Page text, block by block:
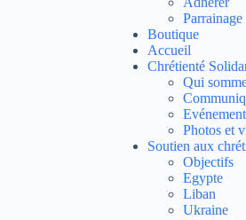
Parrainage
Boutique
Accueil
Chrétienté
Qui
Photos et
Soutien aux
Objectifs
Egypte
Liban
Ukraine